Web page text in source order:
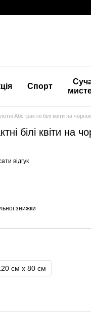
Спорт
Абстрактні білі квіти на
білі квіти на
відгук
знижки
см x 80 см